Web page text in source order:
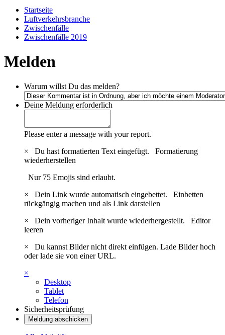
Startseite
Luftverkehrsbranche
Zwischenfälle
Zwischenfälle 2019
Melden
Warum willst Du das melden?
Deine Meldung erforderlich
Please enter a message with your report.
×
Du hast formatierten Text eingefügt. Formatierung
wiederherstellen
Nur 75 Emojis sind erlaubt.
×
Dein Link wurde automatisch eingebettet. Einbetten
rückgängig machen und als Link darstellen
×
Dein vorheriger Inhalt wurde wiederhergestellt. Editor
leeren
×
Du kannst Bilder nicht direkt einfügen. Lade Bilder hoch
oder lade sie von einer URL.
×
Desktop
Tablet
Telefon
Sicherheitsprüfung
Meldung abschicken